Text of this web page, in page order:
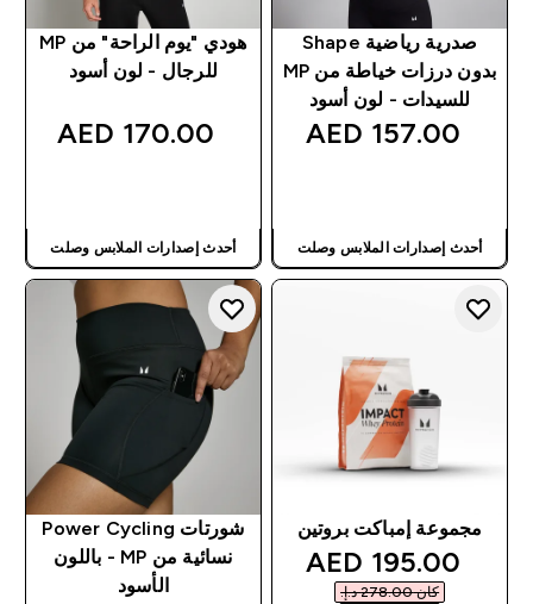
صدرية رياضية Shape
بدون درزات خياطة من MP
للسيدات - لون أسود
157.00 AED‎
أحدث إصدارات الملابس وصلت
هودي "يوم الراحة" من MP
للرجال - لون أسود
170.00 AED‎
أحدث إصدارات الملابس وصلت
مجموعة إمباكت بروتين
discounted price
195.00 AED‎
كان ‏278.00 د.إ.‏‎
شورتات Power Cycling
نسائية من MP - باللون
الأسود